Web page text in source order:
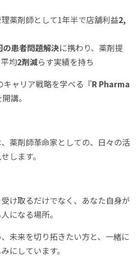
薬剤師として1年半で店舗利益2,
患者問題解決に携わり、薬剤提
均2剤減らす実績を持ち
ャリア戦略を学べる『R Pharma
講。
、薬剤師革命家としての、日々の活
します。
け取るだけでなく、あなた自身が
になる場所。
未来を切り拓きたい方と、一緒に
にしています。